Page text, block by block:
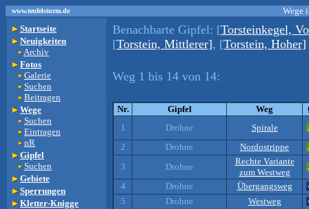
www.teufelsturm.de
Wege
Startseite
Neuigkeiten
Archiv
Fotos
Galerie
Suchen
Beitragen
Wege
Suchen
Eintragen
nR
Gipfel
Suchen
Gebiete
Sperrungen
Kletter-Knigge
Benachbarte Gipfel: [Torsteinkegel,
[Torstein, Mittlerer], [Torstein, Hoher]
Weg 1 bis 14 von 14:
Nr. Gipfel Weg
1
Drohne
Spirale
2
Drohne
Nordostrippe
3
Drohne
Rechte Variante
zum Westweg
4
Drohne
Übergangsweg
5
Drohne
Westweg